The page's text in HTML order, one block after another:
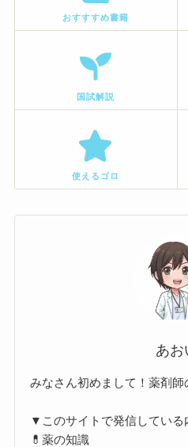
おすすすめ書籍
国試解説
使えるゴロ
あお
みなさん初めまして！薬剤師
▼このサイトで発信している
💊薬の知識